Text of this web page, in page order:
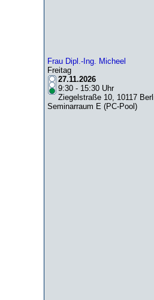
Frau Dipl.-Ing. Micheel
Freitag
27.11.2026
9:30 - 15:30 Uhr
Ziegelstraße 10, 10117
Seminarraum E (PC-Pool)